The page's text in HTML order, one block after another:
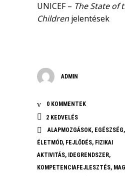
UNICEF – The State of
Children jelentések
ADMIN
0 KOMMENTEK
2 KEDVELÉS
ALAPMOZGÁSOK, EGÉSZSÉG,
ÉLETMÓD, FEJLŐDÉS, FIZIKAI
AKTIVITÁS, IDEGRENDSZER,
KOMPETENCIAFEJLESZTÉS,